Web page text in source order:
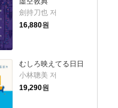
劍持刀也 저
16,880원
むしろ映えてる日日
小林聰美 저
19,290원